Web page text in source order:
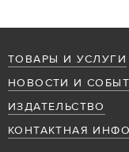
ТОВАРЫ И УСЛУГИ
НОВОСТИ И
ИЗДАТЕЛЬСТВО
КОНТАКТНАЯ